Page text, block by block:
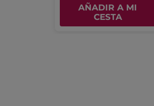
AÑADIR A MI
CESTA